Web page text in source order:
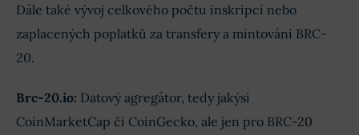
Dále také vývoj celkového počtu inskripcí nebo
zaplacených poplatků za transfery a mintování BRC-
20.
Brc-20.io: Datový agregátor, tedy jakýsi
CoinMarketCap či CoinGecko, ale jen pro BRC-20